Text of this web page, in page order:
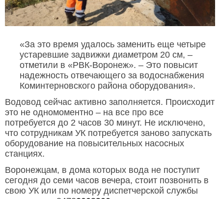
«За это время удалось заменить еще четыре
устаревшие задвижки диаметром 20 см, –
отметили в «РВК-Воронеж». – Это повысит
надежность отвечающего за водоснабжения
Коминтерновского района оборудования».
Водовод сейчас активно заполняется. Происходит
это не одномоментно – на все про все
потребуется до 2 часов 30 минут. Не исключено,
что сотрудникам УК потребуется заново запускать
оборудование на повысительных насосных
станциях.
Воронежцам, в дома которых вода не поступит
сегодня до семи часов вечера, стоит позвонить в
свою УК или по номеру диспетчерской службы